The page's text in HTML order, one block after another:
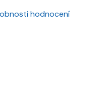
hodnocení